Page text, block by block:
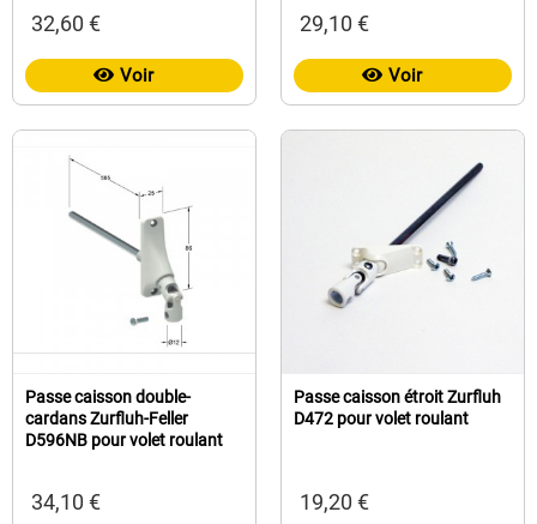
32,60 €
Voir
29,10 €
Voir
Passe caisson double-
cardans Zurfluh-Feller
D596NB pour volet roulant
34,10 €
Passe caisson étroit Zurfluh
D472 pour volet roulant
19,20 €